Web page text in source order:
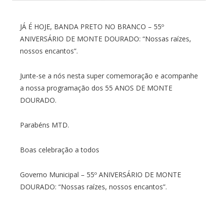
JÁ É HOJE, BANDA PRETO NO BRANCO – 55º
ANIVERSÁRIO DE MONTE DOURADO: “Nossas raízes,
nossos encantos”.
Junte-se a nós nesta super comemoração e acompanhe
a nossa programação dos 55 ANOS DE MONTE
DOURADO.
Parabéns MTD.
Boas celebração a todos
Governo Municipal – 55º ANIVERSÁRIO DE MONTE
DOURADO: “Nossas raízes, nossos encantos”.